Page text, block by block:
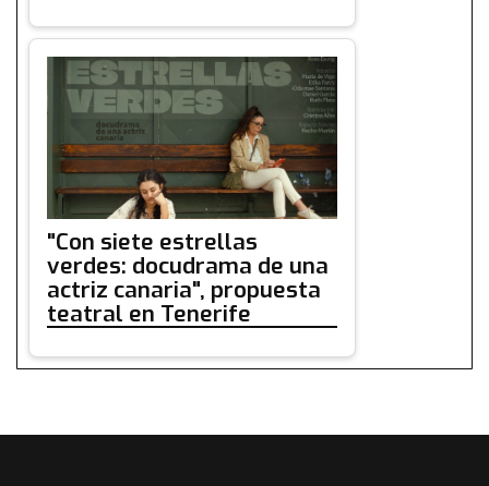
"Con siete estrellas
verdes: docudrama de una
actriz canaria", propuesta
teatral en Tenerife